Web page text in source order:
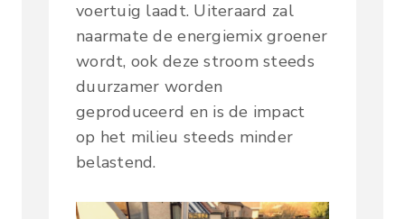
voertuig laadt. Uiteraard zal
naarmate de energiemix groener
wordt, ook deze stroom steeds
duurzamer worden
geproduceerd en is de impact
op het milieu steeds minder
belastend.